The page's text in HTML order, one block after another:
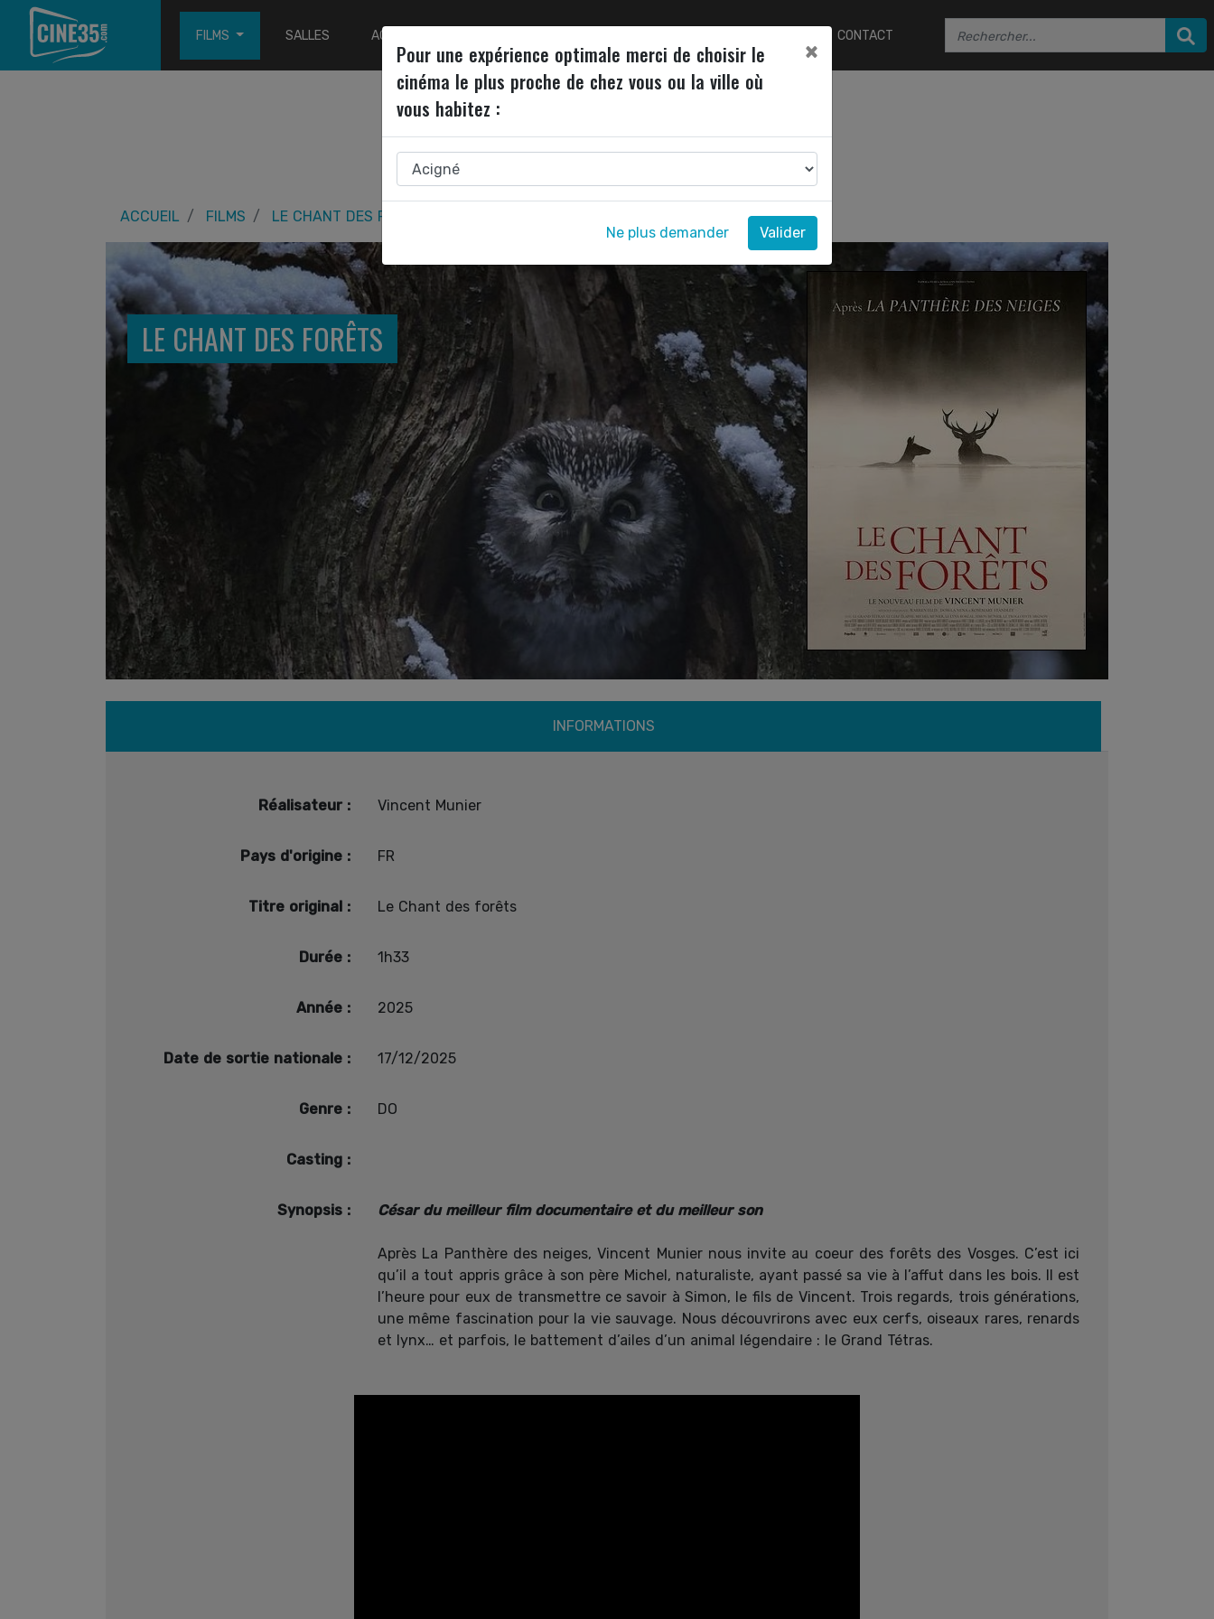
FILMS SALLES ACTUALITÉS CONTACT
ACCUEIL FILMS LE CHANT DES FORÊTS
LE CHANT DES FORÊTS
INFORMATIONS
Réalisateur : Vincent Munier
Pays d'origine : FR
Titre original : Le Chant des forêts
Durée : 1h33
Année : 2025
Date de sortie nationale : 17/12/2025
Genre : DO
Casting :
Synopsis : César du meilleur film documentaire et du meilleur son
Après La Panthère des neiges, Vincent Munier nous invite au coeur des forêts des Vosges. C’est ici
qu’il a tout appris grâce à son père Michel, naturaliste, ayant passé sa vie à l’affut dans les bois. Il est
l’heure pour eux de transmettre ce savoir à Simon, le fils de Vincent. Trois regards, trois générations,
une même fascination pour la vie sauvage. Nous découvrirons avec eux cerfs, oiseaux rares, renards
et lynx… et parfois, le battement d’ailes d’un animal légendaire : le Grand Tétras.
Pour une expérience optimale merci de choisir le
cinéma le plus proche de chez vous ou la ville où
vous habitez :
×
Ne plus demander Valider